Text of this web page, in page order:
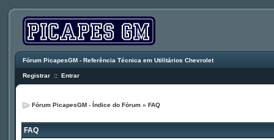
Fórum PicapesGM - Referência Técnica em Utilitários Chevrolet
Registrar :: Entrar
Fórum PicapesGM - Índice do Fórum » FAQ
FAQ